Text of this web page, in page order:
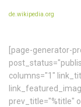
de.wikipedia.org
[page-generator-
columns="1"
prev_title="%title"